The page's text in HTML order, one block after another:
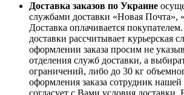
Доставка заказов по Украине
службами доставки «Новая Почта»,
Доставка оплачивается
доставки рассчитывает курьерская
оформлении заказа просим не
отделения служб доставки, а
ограничений, либо до 30 кг
оформления заказа сотрудник
согласует с Вами условия доставки.